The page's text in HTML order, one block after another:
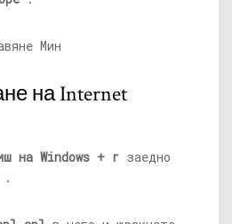
на Internet
на Windows + r заедно
.